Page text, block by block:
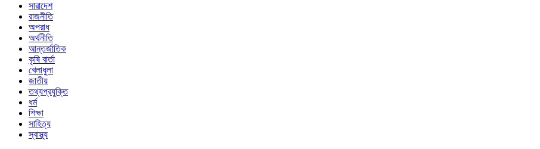
সারাদেশ
রাজনীতি
অপরাধ
অর্থনীতি
আন্তর্জাতিক
কৃষি বার্তা
খেলাধুলা
জাতীয়
তথ্যপ্রযুক্তি
ধর্ম
শিক্ষা
সাহিত্য
স্বাস্থ্য